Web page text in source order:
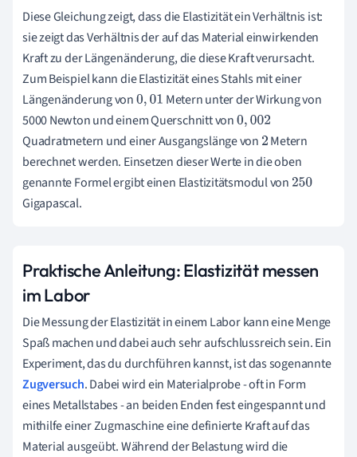
Diese Gleichung zeigt, dass die Elastizität ein Verhältnis ist:
sie zeigt das Verhältnis der auf das Material einwirkenden
Kraft zu der Längenänderung, die diese Kraft verursacht.
Zum Beispiel kann die Elastizität eines Stahls mit einer
Längenänderung von0,01 Metern unter der Wirkung von
5000 Newton und einem Querschnitt von0,002
Quadratmetern und einer Ausgangslänge von 2 Metern
berechnet werden. Einsetzen dieser Werte in die oben
genannte Formel ergibt einen Elastizitätsmodul von 250
Gigapascal.
Praktische Anleitung: Elastizität messen
im Labor
Die Messung der Elastizität in einem Labor kann eine Menge
Spaß machen und dabei auch sehr aufschlussreich sein. Ein
Experiment, das du durchführen kannst, ist das sogenannte
Zugversuch. Dabei wird ein Materialprobe - oft in Form
eines Metallstabes - an beiden Enden fest eingespannt und
mithilfe einer Zugmaschine eine definierte Kraft auf das
Material ausgeübt. Während der Belastung wird die